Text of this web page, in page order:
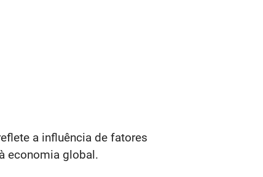
a influência de fatores
economia global.